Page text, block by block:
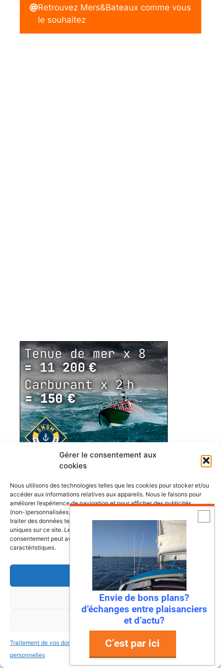
Gérer le consentement aux
cookies
Nous utilisons des technologies telles que les cookies pour stocker et/ou
accéder aux informations relatives aux appareils. Nous le faisons pour
améliorer l’expérience de navigation et pour afficher des publicités
(non-)personnalisées. Consentir à ces technologies nous autorisera à
traiter des données telles que le comportement de navigation ou les ID
uniques sur ce site. Le fait de ne pas consentir ou de retirer son
consentement peut avoir un effet négatif sur certaines fonctonnalités et
caractéristiques.
Accepter
Refuser
Voir les préférences
Traitement de vos données
personnelles
Traitement de vos données
personnelles
Retrouvez Mers&Bateaux comme vous
le souhaitez
Envie de bons plans?
d’échanges entre plaisanciers
et d’actu?
C’est par ici